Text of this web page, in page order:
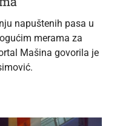
napuštenih pasa u
merama za
Mašina govorila je